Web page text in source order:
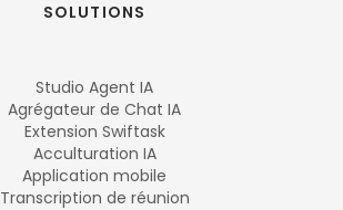
SOLUTIONS
Studio Agent IA
Agrégateur de Chat IA
Extension Swiftask
Acculturation IA
Application mobile
Transcription de réunion